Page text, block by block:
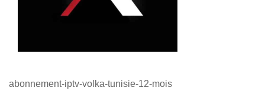
abonnement-iptv-volka-tunisie-12-mois